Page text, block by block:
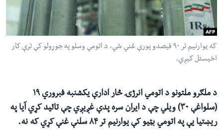
ځای
لاړ
شئ
ژبې
که یوارنیم تر ۹۰ فیصدو پورې غني شي، د اتومي وسلو په جوړولو کې ترې کار
اخیستل کیږي.
د ملګرو ملتونو د اتومي انرژۍ څار ادارې یکشنبه فبروري ۱۹
(سلواغې ۳۰) ویلي چې د ایران سره پدې غږیږي چې تائید کړي آیا په
ریښتیا یې په اتومي بټیو کې یوارنیم تر ۸۴ سلنې غنې کړي که نه.